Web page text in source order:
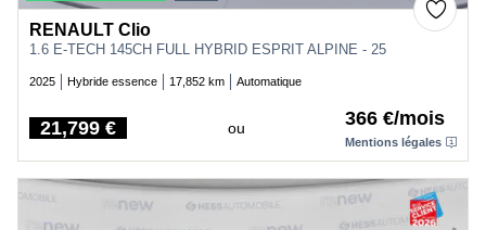
RENAULT Clio
1.6 E-TECH 145CH FULL HYBRID ESPRIT ALPINE - 25
2025 Hybride essence 17,852 km Automatique
Price
21,799 € ou 366 €/mois
Mentions légales